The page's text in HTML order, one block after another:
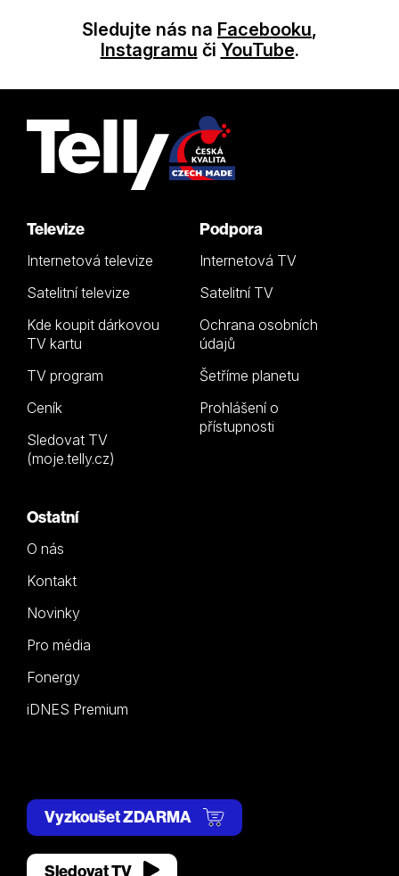
Sledujte nás na Facebooku,
Instagramu či YouTube.
Televize
Internetová televize
Satelitní televize
Kde koupit dárkovou
TV kartu
TV program
Ceník
Sledovat TV
(moje.telly.cz)
Podpora
Internetová TV
Satelitní TV
Ochrana osobních
údajů
Šetříme planetu
Prohlášení o
přístupnosti
Ostatní
O nás
Kontakt
Novinky
Pro média
Fonergy
iDNES Premium
Vyzkoušet ZDARMA
Sledovat TV